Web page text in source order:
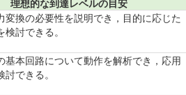
理想的な到達レベルの目安
変換の必要性を説明でき，目的に応じた
討できる。
基本回路について動作を解析でき，応用
できる。